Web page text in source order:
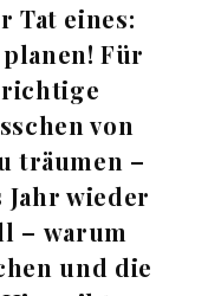
Tat eines:
Für
von
träumen –
Jahr wieder
– warum
und die